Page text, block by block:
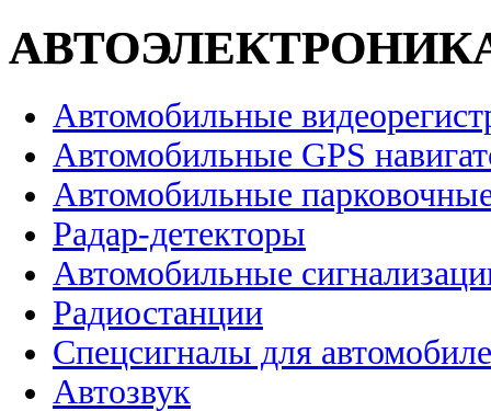
Автомобильные
Автомобильные GPS
Автомобильные
Радар-детекторы
Автомобильные
Радиостанции
Спецсигналы для
Автозвук